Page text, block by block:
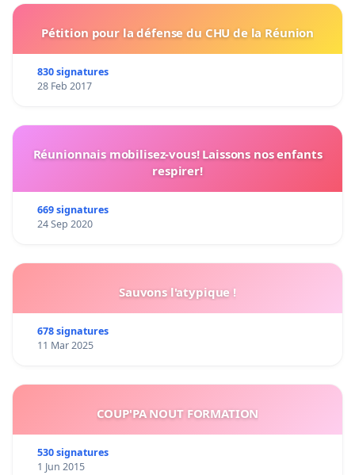
Pétition pour la défense du CHU de la Réunion
830 signatures
28 Feb 2017
Réunionnais mobilisez-vous! Laissons nos enfants
respirer!
669 signatures
24 Sep 2020
Sauvons l'atypique !
678 signatures
11 Mar 2025
COUP'PA NOUT FORMATION
530 signatures
1 Jun 2015